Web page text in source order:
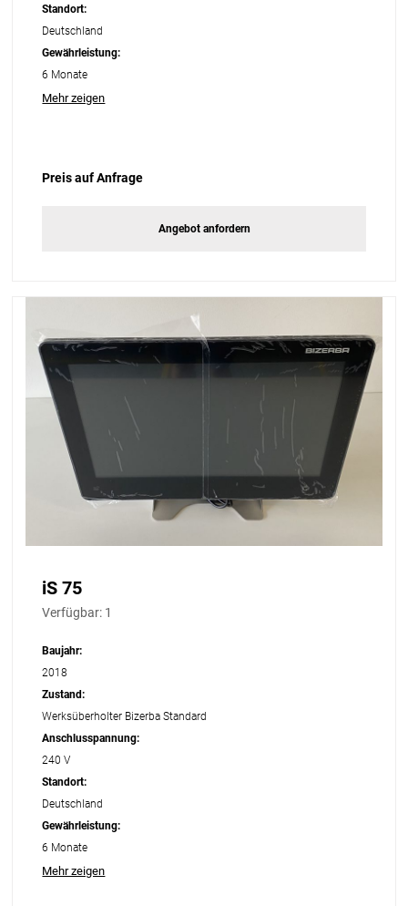
Standort:
Deutschland
Gewährleistung:
6 Monate
Mehr zeigen
Preis auf Anfrage
Angebot anfordern
iS 75
Verfügbar: 1
Baujahr:
2018
Zustand:
Werksüberholter Bizerba Standard
Anschlusspannung:
240 V
Standort:
Deutschland
Gewährleistung:
6 Monate
Mehr zeigen